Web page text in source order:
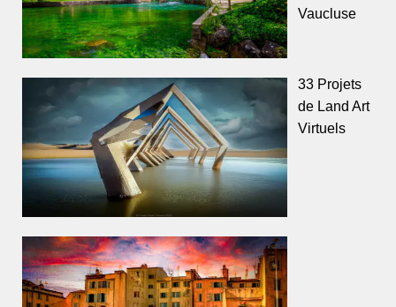
Vaucluse
33 Projets
de Land Art
Virtuels